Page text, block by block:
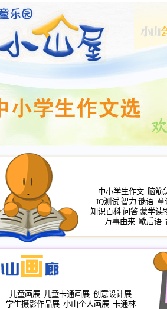
中小学生作文 脑筋
IQ测试 智力 谜语 童
知识百科 问答 蒙学读
万事由来 歇后语
儿童画展 儿童卡通画展 创意设计展
学生摄影作品展 小山个人画展 卡通林